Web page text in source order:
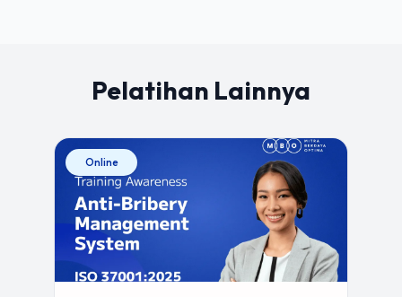
Pelatihan Lainnya
Online